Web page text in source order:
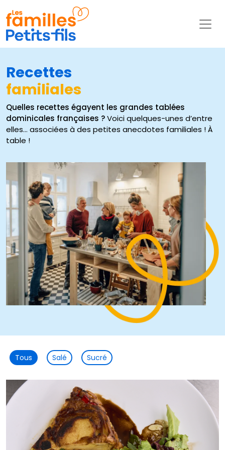
Recettes
familiales
Quelles recettes égayent les grandes tablées
dominicales françaises ?Voici quelques-unes d’entre
elles… associées à des petites anecdotes familiales ! À
table !
Tous Salé Sucré